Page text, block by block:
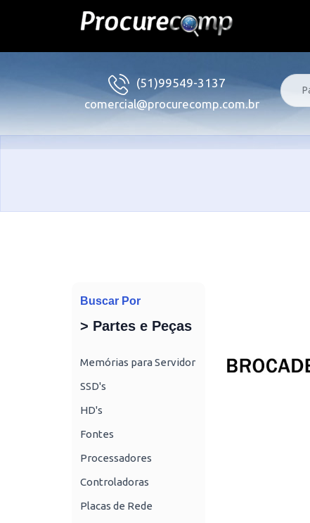
(51)99549-3137
comercial@procurecomp.com.br
Buscar Por
> Partes e Peças
Memórias para Servidor
SSD's
HD's
Fontes
Processadores
Controladoras
Placas de Rede